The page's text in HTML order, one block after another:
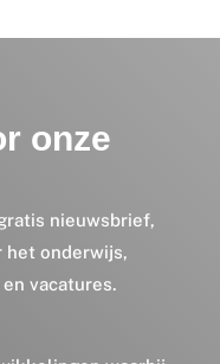
onze
nieuwsbrief,
het onderwijs,
vacatures.